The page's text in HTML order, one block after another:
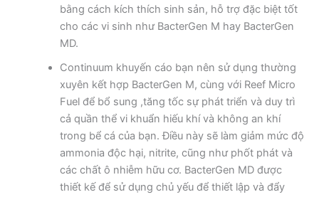
bằng cách kích thích sinh sản, hỗ trợ đặc biệt tốt
cho các vi sinh như BacterGen M hay BacterGen
MD.
Continuum khuyến cáo bạn nên sử dụng thường
xuyên kết hợp BacterGen M, cùng với Reef Micro
Fuel để bổ sung ,tăng tốc sự phát triển và duy trì
cả quần thể vi khuẩn hiếu khí và không an khí
trong bể cá của bạn. Điều này sẽ làm giảm mức độ
ammonia độc hại, nitrite, cũng như phốt phát và
các chất ô nhiễm hữu cơ. BacterGen MD được
thiết kế để sử dụng chủ yếu để thiết lập và đẩy